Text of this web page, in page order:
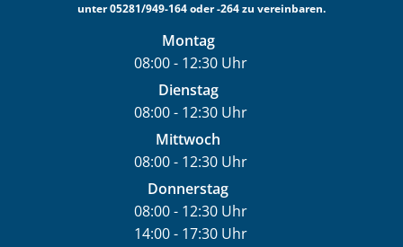
unter 05281/949-164 oder -264 zu vereinbaren.
Montag
08:00- 12:30Uhr
Von 08:00 bis 12:30 Uhr
Dienstag
08:00- 12:30Uhr
Von 08:00 bis 12:30 Uhr
Mittwoch
08:00- 12:30Uhr
Von 08:00 bis 12:30 Uhr
Donnerstag
08:00- 12:30Uhr
Von 08:00 bis 12:30 Uhr
14:00- 17:30Uhr